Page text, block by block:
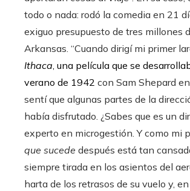
todo o nada: rodó la comedia en 21
exiguo presupuesto de tres millones
Arkansas. “Cuando dirigí mi primer
Ithaca, una película que se
verano de 1942 con Sam Shepard
sentí que algunas partes de la
había disfrutado. ¿Sabes que es un
experto en microgestión. Y como mi
que sucede después está tan
siempre tirada en los asientos del
harta de los retrasos de su vuelo y,